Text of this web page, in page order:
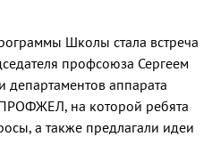
Школы стала встреча
профсоюза Сергеем
аппарата
на которой ребята
а также предлагали идеи